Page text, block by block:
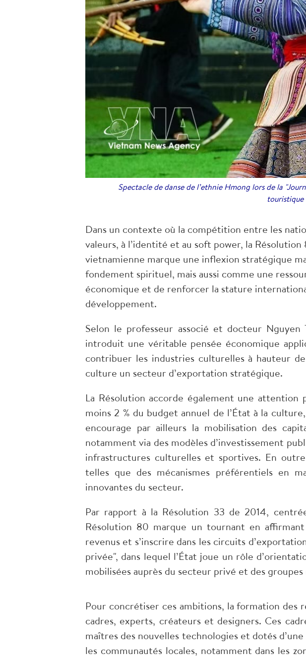
Spectacle de danse de l’ethnie Hmong lors de la
Dans un contexte où la compétition entre les
valeurs, à l’identité et au soft power, la
vietnamienne marque une inflexion stratégique
fondement spirituel, mais aussi comme une
économique et de renforcer la stature
développement.
​Selon le professeur associé et docteur
introduit une véritable pensée économique
contribuer les industries culturelles à hauteur
culture un secteur d’exportation stratégique.
​La Résolution accorde également une attention
moins 2 % du budget annuel de l’État à la
encourage par ailleurs la mobilisation des
notamment via des modèles d’investissement
infrastructures culturelles et sportives. En
telles que des mécanismes préférentiels en
innovantes du secteur.
​Par rapport à la Résolution 33 de 2014,
Résolution 80 marque un tournant en
revenus et s’inscrire dans les circuits
privée", dans lequel l’État joue un rôle
mobilisées auprès du secteur privé et des
Pour concrétiser ces ambitions, la formation des
cadres, experts, créateurs et designers. Ces
maîtres des nouvelles technologies et dotés
les communautés locales, notamment dans les